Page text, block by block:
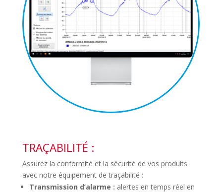
TRAÇABILITÉ :
Assurez la conformité et la sécurité de vos produits
avec notre équipement de traçabilité :
Transmission d’alarme : alertes en temps réel en